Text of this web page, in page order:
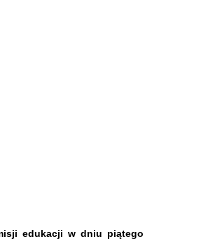
edukacji w dniu piątego